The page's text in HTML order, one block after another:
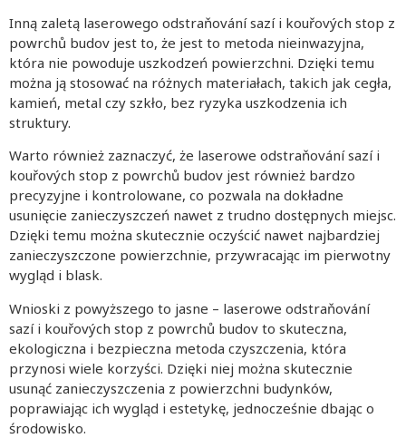
Inną zaletą laserowego odstraňování sazí i kouřových stop z
powrchů budov jest to, że jest to metoda nieinwazyjna,
która nie powoduje uszkodzeń powierzchni. Dzięki temu
można ją stosować na różnych materiałach, takich jak cegła,
kamień, metal czy szkło, bez ryzyka uszkodzenia ich
struktury.
Warto również zaznaczyć, że laserowe odstraňování sazí i
kouřových stop z powrchů budov jest również bardzo
precyzyjne i kontrolowane, co pozwala na dokładne
usunięcie zanieczyszczeń nawet z trudno dostępnych miejsc.
Dzięki temu można skutecznie oczyścić nawet najbardziej
zanieczyszczone powierzchnie, przywracając im pierwotny
wygląd i blask.
Wnioski z powyższego to jasne – laserowe odstraňování
sazí i kouřových stop z powrchů budov to skuteczna,
ekologiczna i bezpieczna metoda czyszczenia, która
przynosi wiele korzyści. Dzięki niej można skutecznie
usunąć zanieczyszczenia z powierzchni budynków,
poprawiając ich wygląd i estetykę, jednocześnie dbając o
środowisko.